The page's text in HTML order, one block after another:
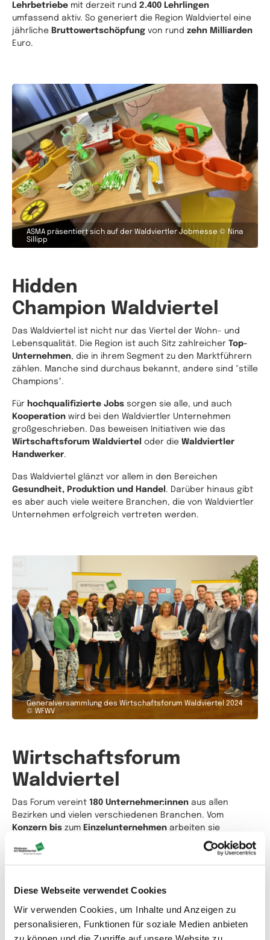
Diese Webseite verwendet Cookies
Wir verwenden Cookies, um Inhalte und Anzeigen zu
personalisieren, Funktionen für soziale Medien anbieten
Lehrbetriebe mit derzeit rund 2.400 Lehrlingen
umfassend aktiv. So generiert die Region Waldviertel eine
jährliche Bruttowertschöpfung von rund zehn Milliarden
Euro.
ASMA präsentiert sich auf der Waldviertler Jobmesse © Nina
Sillipp
Hidden
Champion Waldviertel
Das Waldviertel ist nicht nur das Viertel der Wohn- und
Lebensqualität. Die Region ist auch Sitz zahlreicher Top-
Unternehmen, die in ihrem Segment zu den Marktführern
zählen. Manche sind durchaus bekannt, andere sind "stille
Champions".
Für hochqualifizierte Jobs sorgen sie alle, und auch
Kooperation wird bei den Waldviertler Unternehmen
großgeschrieben. Das beweisen Initiativen wie das
Wirtschaftsforum Waldviertel oder die Waldviertler
Handwerker.
Das Waldviertel glänzt vor allem in den Bereichen
Gesundheit, Produktion und Handel . Darüber hinaus gibt
es aber auch viele weitere Branchen, die von Waldviertler
Unternehmen erfolgreich vertreten werden.
Generalversammlung des Wirtschaftsforum Waldviertel 2024
© WFWV
Wirtschaftsforum
Waldviertel
Das Forum vereint 180 Unternehmer:innen aus allen
Bezirken und vielen verschiedenen Branchen. Vom
Konzern bis zum Einzelunternehmen arbeiten sie
zusammen, um der Wirtschaft eine starke Stimme zu
geben.
gesichert. Darüber hinaus veranstaltet der Verein auch
Mitarbeiter:innen zu finden.
Alle engagierten, erfolgreichen Waldviertler